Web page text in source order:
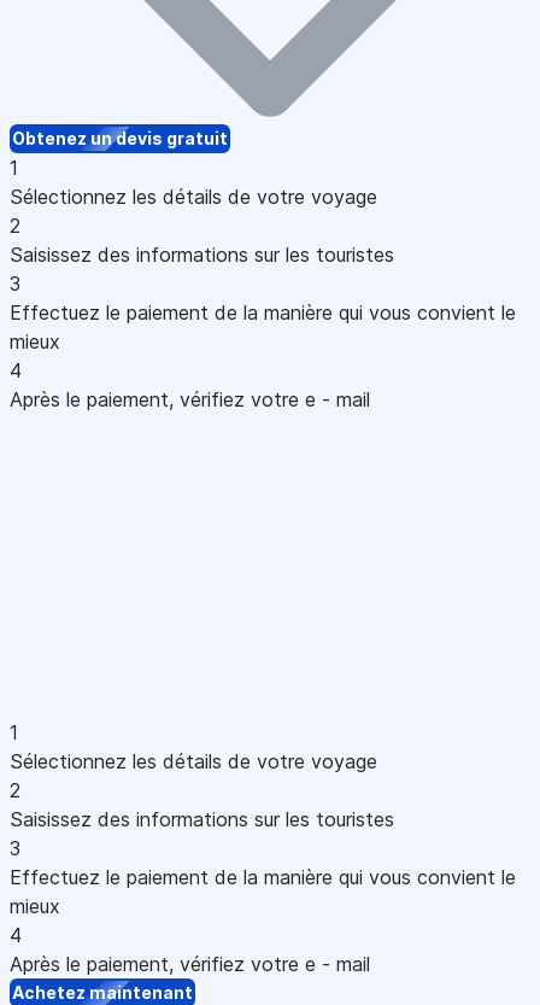
Obtenez un devis gratuit
1
Sélectionnez les détails de votre voyage
2
Saisissez des informations sur les touristes
3
Effectuez le paiement de la manière qui vous convient le
mieux
4
Après le paiement, vérifiez votre e - mail
1
Sélectionnez les détails de votre voyage
2
Saisissez des informations sur les touristes
3
Effectuez le paiement de la manière qui vous convient le
mieux
4
Après le paiement, vérifiez votre e - mail
Achetez maintenant